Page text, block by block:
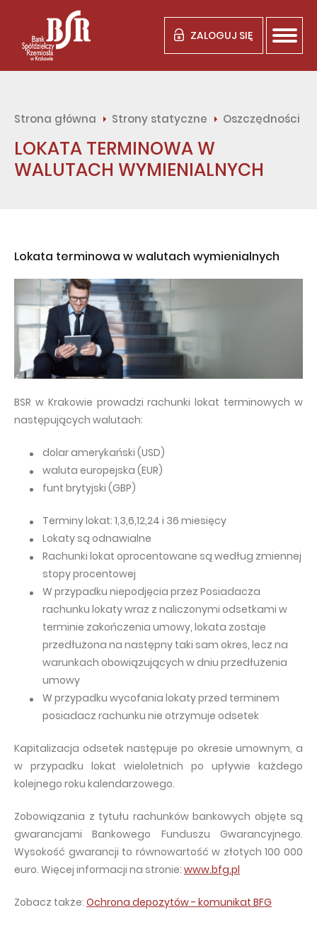
ZALOGUJ SIĘ
Strona główna Strony statyczne Oszczędności
LOKATA TERMINOWA W
WALUTACH WYMIENIALNYCH
Lokata terminowa w walutach wymienialnych
BSR w Krakowie prowadzi rachunki lokat terminowych w
następujących walutach:
dolar amerykański (USD)
waluta europejska (EUR)
funt brytyjski (GBP)
Terminy lokat: 1,3,6,12,24 i 36 miesięcy
Lokaty są odnawialne
Rachunki lokat oprocentowane są według zmiennej
stopy procentowej
W przypadku niepodjęcia przez Posiadacza
rachunku lokaty wraz z naliczonymi odsetkami w
terminie zakończenia umowy, lokata zostaje
przedłużona na następny taki sam okres, lecz na
warunkach obowiązujących w dniu przedłużenia
umowy
W przypadku wycofania lokaty przed terminem
posiadacz rachunku nie otrzymuje odsetek
Kapitalizacja odsetek następuje po okresie umownym, a
w przypadku lokat wieloletnich po upływie każdego
kolejnego roku kalendarzowego.
Zobowiązania z tytułu rachunków bankowych objęte są
gwarancjami Bankowego Funduszu Gwarancyjnego.
Wysokość gwarancji to równowartość w złotych 100 000
euro. Więcej informacji na stronie: www.bfg.pl
Zobacz także: Ochrona depozytów - komunikat BFG